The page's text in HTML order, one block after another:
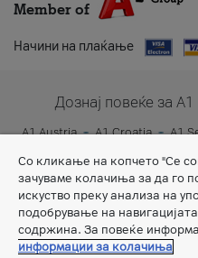
Member of
Начини на плаќање
Дознај повеќе за
A1 Austria A1 Croatia A1
A1 Slovenia
Со кликање на копчето "Се
зачуваме колачиња за да го
искуство преку анализа на
подобрување на
содржина. За повеќе
информации за колачиња